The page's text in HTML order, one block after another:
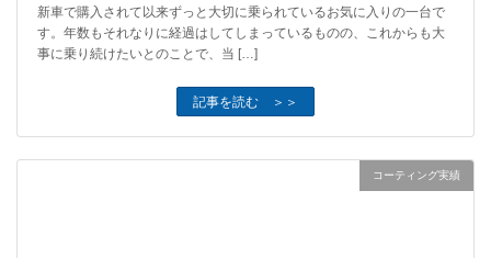
新車で購入されて以来ずっと大切に乗られているお気に入りの一台で
す。年数もそれなりに経過はしてしまっているものの、これからも大
事に乗り続けたいとのことで、当 […]
記事を読む ＞＞
コーティング実績